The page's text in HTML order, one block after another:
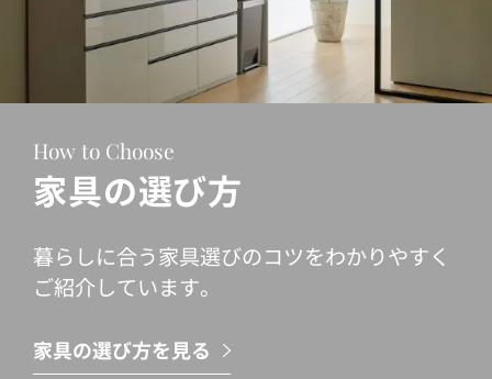
How to Choose
家具の選び方
暮らしに合う家具選びのコツをわかりやすく
ご紹介しています。
家具の選び方を見る